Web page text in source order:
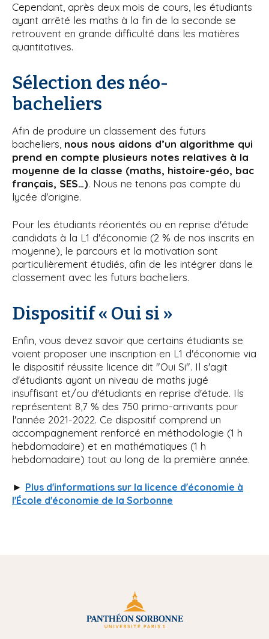
Cependant, après deux mois de cours, les étudiants
ayant arrêté les maths à la fin de la seconde se
retrouvent en grande difficulté dans les matières
quantitatives.
Sélection des néo-
bacheliers
Afin de produire un classement des futurs
bacheliers, nous nous aidons d’un algorithme qui
prend en compte plusieurs notes relatives à la
moyenne de la classe (maths, histoire-géo, bac
français, SES…). Nous ne tenons pas compte du
lycée d'origine.
Pour les étudiants réorientés ou en reprise d'étude
candidats à la L1 d'économie (2 % de nos inscrits en
moyenne), le parcours et la motivation sont
particulièrement étudiés, afin de les intégrer dans le
classement avec les futurs bacheliers.
Dispositif « Oui si »
Enfin, vous devez savoir que certains étudiants se
voient proposer une inscription en L1 d'économie via
le dispositif réussite licence dit "Oui Si". Il s'agit
d'étudiants ayant un niveau de maths jugé
insuffisant et/ou d'étudiants en reprise d'étude. Ils
représentent 8,7 % des 750 primo-arrivants pour
l'année 2021-2022. Ce dispositif comprend un
accompagnement renforcé en méthodologie (1 h
hebdomadaire) et en mathématiques (1 h
hebdomadaire) tout au long de la première année.
► Plus d'informations sur la licence d'économie à
l'École d'économie de la Sorbonne